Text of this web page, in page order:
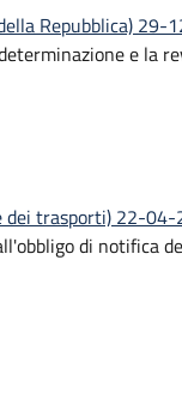
Repubblica) 29-
e la
dei trasporti) 22-
di notifica